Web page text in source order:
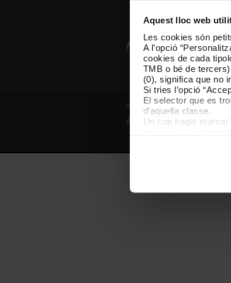
Aquest lloc web
Les cookies són
A l’opció
cookies de cada
TMB o bé de
(0), significa que no
Si tries l’opció
El selector que es
d’aquella classe.
Un cop hagis marcat
perquè permeten
començar a
© Grup TMB - Tots els drets
Avís legal
Política de